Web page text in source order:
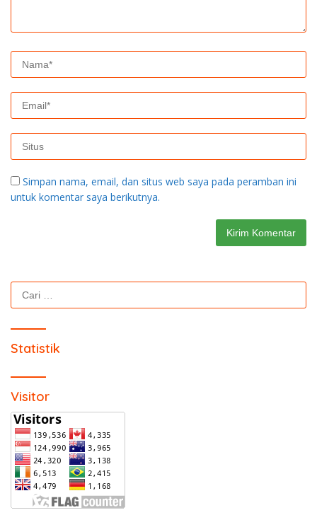
Simpan nama, email, dan situs web saya pada peramban ini
untuk komentar saya berikutnya.
Cari
untuk:
Statistik
Visitor